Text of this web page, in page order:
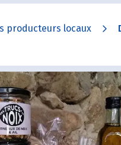
producteurs locaux